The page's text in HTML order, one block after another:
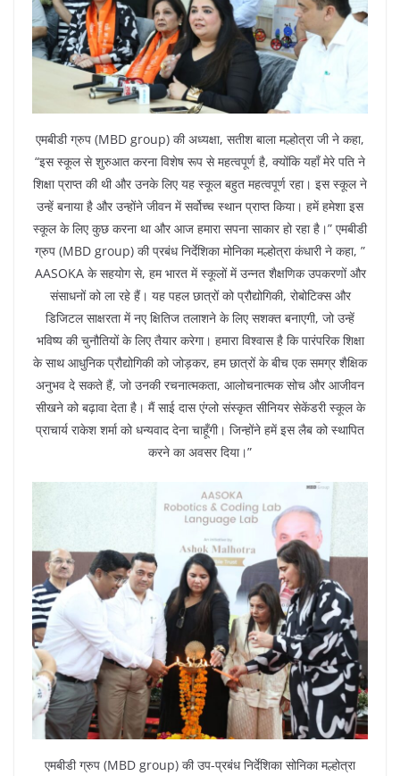
एमबीडी ग्रुप (MBD group) की अध्यक्षा, सतीश बाला मल्होत्रा जी ने कहा,
“इस स्कूल से शुरुआत करना विशेष रूप से महत्वपूर्ण है, क्योंकि यहाँ मेरे पति ने
शिक्षा प्राप्त की थी और उनके लिए यह स्कूल बहुत महत्वपूर्ण रहा। इस स्कूल ने
उन्हें बनाया है और उन्होंने जीवन में सर्वोच्च स्थान प्राप्त किया। हमें हमेशा इस
स्कूल के लिए कुछ करना था और आज हमारा सपना साकार हो रहा है।” एमबीडी
ग्रुप (MBD group) की प्रबंध निर्देशिका मोनिका मल्होत्रा कंधारी ने कहा, ”
AASOKA के सहयोग से, हम भारत में स्कूलों में उन्नत शैक्षणिक उपकरणों और
संसाधनों को ला रहे हैं। यह पहल छात्रों को प्रौद्योगिकी, रोबोटिक्स और
डिजिटल साक्षरता में नए क्षितिज तलाशने के लिए सशक्त बनाएगी, जो उन्हें
भविष्य की चुनौतियों के लिए तैयार करेगा। हमारा विश्वास है कि पारंपरिक शिक्षा
के साथ आधुनिक प्रौद्योगिकी को जोड़कर, हम छात्रों के बीच एक समग्र शैक्षिक
अनुभव दे सकते हैं, जो उनकी रचनात्मकता, आलोचनात्मक सोच और आजीवन
सीखने को बढ़ावा देता है। मैं साई दास एंग्लो संस्कृत सीनियर सेकेंडरी स्कूल के
प्राचार्य राकेश शर्मा को धन्यवाद देना चाहूँगी। जिन्होंने हमें इस लैब को स्थापित
करने का अवसर दिया।”
एमबीडी ग्रुप (MBD group) की उप-प्रबंध निर्देशिका सोनिका मल्होत्रा